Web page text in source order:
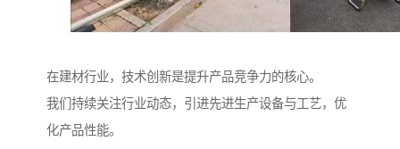
在建材行业，技术创新是提升产品竞争力的核心。
我们持续关注行业动态，引进先进生产设备与工艺，优
化产品性能。